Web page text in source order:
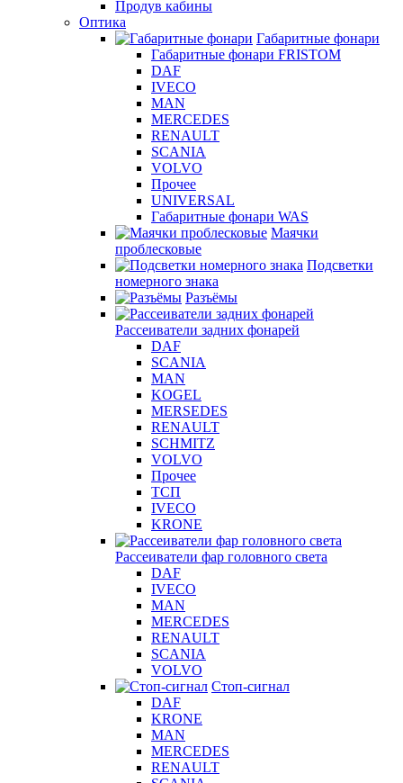
Продув кабины
Оптика
Габаритные фонари
Габаритные фонари FRISTOM
DAF
IVECO
MAN
MERCEDES
RENAULT
SCANIA
VOLVO
Прочее
UNIVERSAL
Габаритные фонари WAS
Маячки
проблесковые
Подсветки
номерного знака
Разъёмы
Рассеиватели задних фонарей
DAF
SCANIA
MAN
KOGEL
MERSEDES
RENAULT
SCHMITZ
VOLVO
Прочее
ТСП
IVECO
KRONE
Рассеиватели фар головного света
DAF
IVECO
MAN
MERCEDES
RENAULT
SCANIA
VOLVO
Стоп-сигнал
DAF
KRONE
MAN
MERCEDES
RENAULT